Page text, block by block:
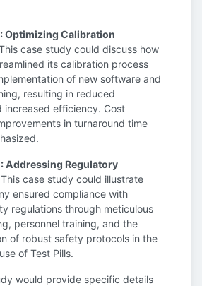
Optimizing Calibration
case study could discuss how
its calibration process
of new software and
resulting in reduced
increased efficiency. Cost
in turnaround time
Addressing Regulatory
This case study could illustrate
ensured compliance with
regulations through meticulous
personnel training, and the
of robust safety protocols in the
of Test Pills.
would provide specific details